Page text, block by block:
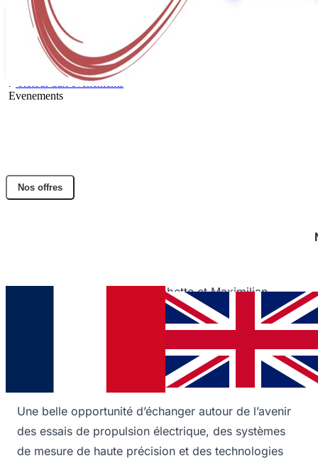
Nos offres
Retour aux évènements
Evenements
Partager l'article
Facebook
Laurent Brunel, Patrick Combette et Maximilian
Zurkaulen représentent DACTEM International sur
place, en rencontrant partenaires, clients et experts
de l’industrie spatiale au salon SPACE PROPULSION
Une belle opportunité d’échanger autour de l’avenir
des essais de propulsion électrique, des systèmes
de mesure de haute précision et des technologies